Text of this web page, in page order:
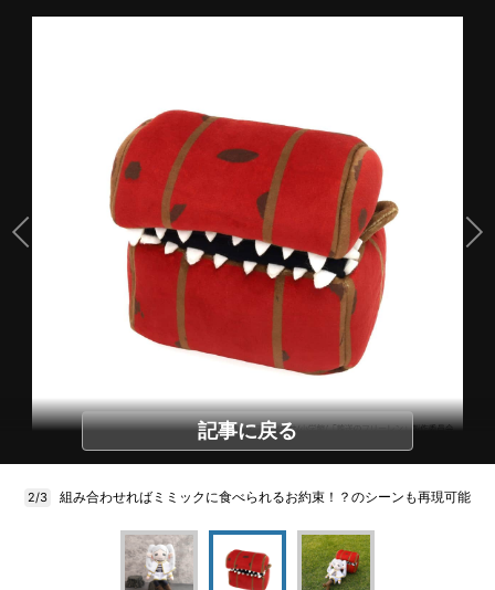
記事に戻る
2/3 組み合わせればミミックに食べられるお約束！？のシーンも再現可能